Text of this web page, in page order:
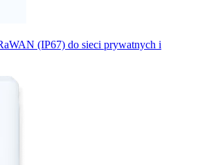
(IP67) do sieci prywatnych i